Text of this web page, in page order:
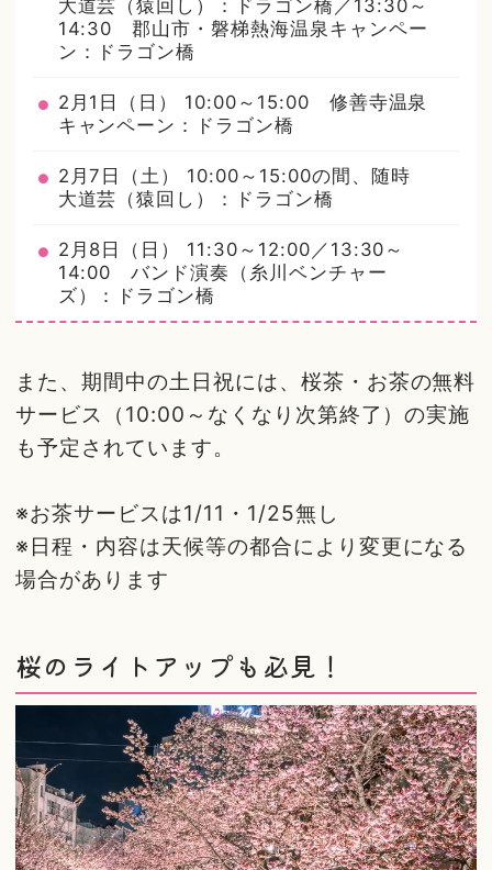
大道芸（猿回し）：ドラゴン橋／13:30～
14:30 郡山市・磐梯熱海温泉キャンペー
ン：ドラゴン橋
2月1日（日） 10:00～15:00 修善寺温泉
キャンペーン：ドラゴン橋
2月7日（土） 10:00～15:00の間、随時
大道芸（猿回し）：ドラゴン橋
2月8日（日） 11:30～12:00／13:30～
14:00 バンド演奏（糸川ベンチャー
ズ）：ドラゴン橋
また、期間中の土日祝には、桜茶・お茶の無料
サービス（10:00～なくなり次第終了）の実施
も予定されています。
※お茶サービスは1/11・1/25無し
※日程・内容は天候等の都合により変更になる
場合があります
桜のライトアップも必見！